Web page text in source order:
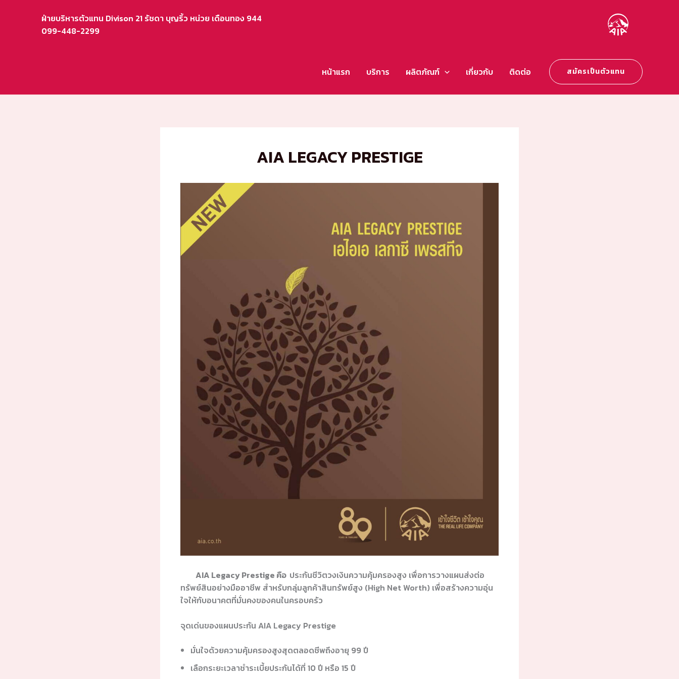
ฝ่ายบริหารตัวแทน Divison 21 รัชดา บุญริ้ว หน่วย เดือนทอง 944
099-448-2299
หน้าแรก บริการ ผลิตภัณฑ์ เกี่ยวกับ ติดต่อ สมัครเป็นตัวแทน
AIA LEGACY PRESTIGE
AIA Legacy Prestige คือ ประกันชีวิตวงเงินความคุ้มครองสูง เพื่อการวางแผนส่งต่อ
ทรัพย์สินอย่างมืออาชีพ สำหรับกลุ่มลูกค้าสินทรัพย์สูง (High Net Worth) เพื่อสร้างความอุ่น
ใจให้กับอนาคตที่มั่นคงของคนในครอบครัว
จุดเด่นของแผนประกัน AIA Legacy Prestige
มั่นใจด้วยความคุ้มครองสูงสุดตลอดชีพถึงอายุ 99 ปี
เลือกระยะเวลาชำระเบี้ยประกันได้ที่ 10 ปี หรือ 15 ปี